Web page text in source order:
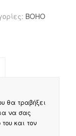
BOHO
θα τραβήξει
να σας
και τον